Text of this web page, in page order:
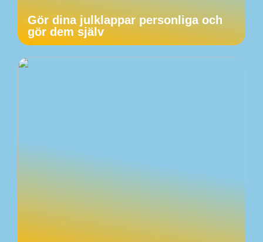
Gör dina julklappar personliga och
gör dem själv